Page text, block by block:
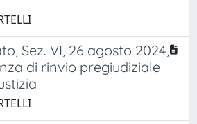
Sez. VI, 26 agosto 2024,
di rinvio pregiudiziale